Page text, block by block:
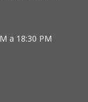
a 18:30 PM